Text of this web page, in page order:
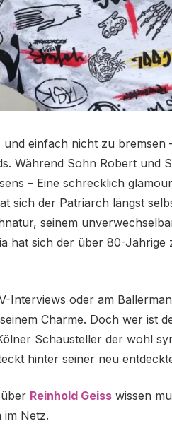
und einfach nicht zu bremsen
Während Sohn Robert und
– Eine schrecklich
sich der Patriarch längst
seinem
hat sich der über 80-
Interviews oder am
Charme. Doch wer ist
Schausteller der wohl
hinter seiner neu
Reinhold Geisswissen
im Netz.